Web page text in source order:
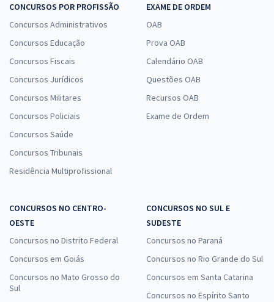
CONCURSOS POR PROFISSÃO
Concursos Administrativos
Concursos Educação
Concursos Fiscais
Concursos Jurídicos
Concursos Militares
Concursos Policiais
Concursos Saúde
Concursos Tribunais
Residência Multiprofissional
EXAME DE ORDEM
OAB
Prova OAB
Calendário OAB
Questões OAB
Recursos OAB
Exame de Ordem
CONCURSOS NO CENTRO-
OESTE
Concursos no Distrito Federal
Concursos em Goiás
Concursos no Mato Grosso do
Sul
CONCURSOS NO SUL E
SUDESTE
Concursos no Paraná
Concursos no Rio Grande do Sul
Concursos em Santa Catarina
Concursos no Espírito Santo